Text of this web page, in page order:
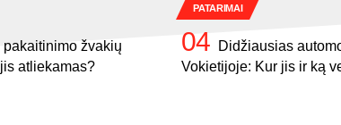
pakaitinimo žvakių
atliekamas?
PATARIMAI
Didžiausias
Vokietijoje: Kur jis ir ką